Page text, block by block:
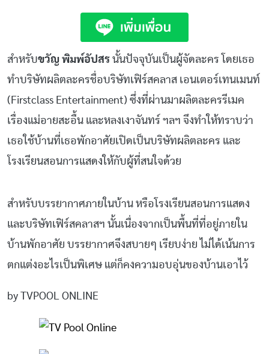
สำหรับขวัญ พิมพ์อัปสร นั้นปัจจุบันเป็นผู้จัดละคร โดยเธอ
ทำบริษัทผลิตละครชื่อบริษัทเฟิร์สคลาส เอนเตอร์เทนเมนท์
(Firstclass Entertainment) ซึ่งที่ผ่านมาผลิตละครรีเมค
เรื่องแม่อายสะอื้น และหลงเงาจันทร์ ฯลฯ จึงทำให้ทราบว่า
เธอใช้บ้านที่เธอพักอาศัยเปิดเป็นบริษัทผลิตละคร และ
โรงเรียนสอนการแสดงให้กับผู้ที่สนใจด้วย
สำหรับบรรยากาศภายในบ้าน หรือโรงเรียนสอนการแสดง
และบริษัทเฟิร์สคลาสฯ นั้นเนื่องจากเป็นพื้นที่ที่อยู่ภายใน
บ้านพักอาศัย บรรยากาศจึงสบายๆ เรียบง่าย ไม่ได้เน้นการ
ตกแต่งอะไรเป็นพิเศษ แต่ก็คงความอบอุ่นของบ้านเอาไว้
by TVPOOL ONLINE